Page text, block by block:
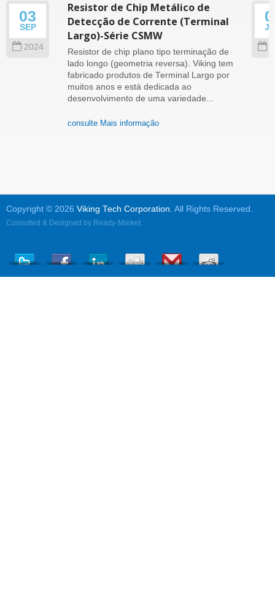
03
SEP
2024
Resistor de Chip Metálico de
Detecção de Corrente (Terminal
Largo)-Série CSMW
Resistor de chip plano tipo terminação de
lado longo (geometria reversa). Viking tem
fabricado produtos de Terminal Largo por
muitos anos e está dedicada ao
desenvolvimento de uma variedade...
consulte Mais informação
Copyright © 2026 Viking Tech Corporation. All Rights Reserved.
Consulted & Designed by Ready-Market.